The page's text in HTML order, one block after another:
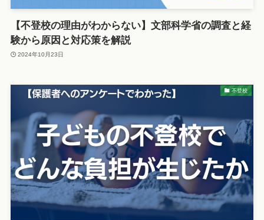
【不登校の理由がわからない】文部科学省の調査と経
験から原因と対応策を解説
2024年10月23日
不登校